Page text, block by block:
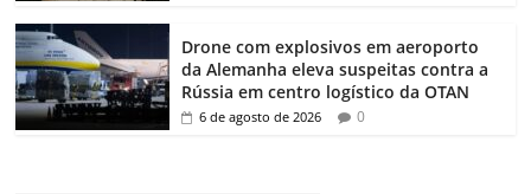
Drone com explosivos em aeroporto
da Alemanha eleva suspeitas contra a
Rússia em centro logístico da OTAN
6 de agosto de 2026 0